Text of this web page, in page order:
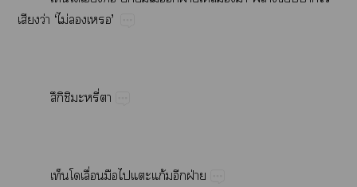
​ว่​‘​ไม่​​’
ึิ​​ี่​
​ื่​​​​ก้​​ฝ่